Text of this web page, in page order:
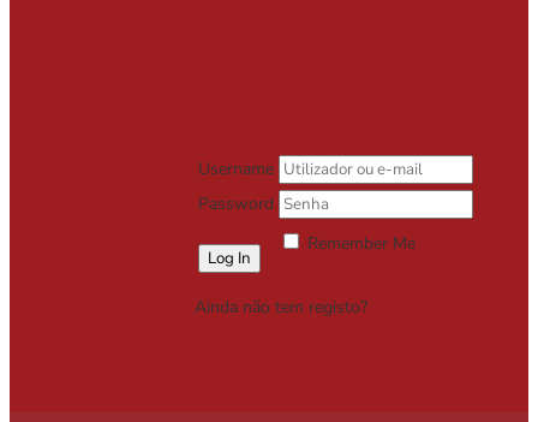
Username
Password
Remember Me
Ainda não tem registo?